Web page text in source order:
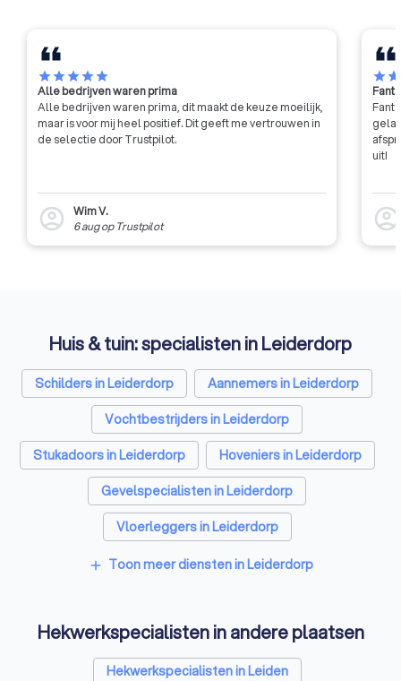
starstarstarstarstar
Alle bedrijven waren prima
Alle bedrijven waren prima, dit maakt de keuze moeilijk,
maar is voor mij heel positief. Dit geeft me vertrouwen in
de selectie door Trustpilot.
account_circle
Wim V.
6 augop Trustpilot
starstar
uit!
account_circle
Huis & tuin: specialisten in Leiderdorp
Schilders in Leiderdorp
Aannemers in Leiderdorp
Vochtbestrijders in Leiderdorp
Stukadoors in Leiderdorp
Hoveniers in Leiderdorp
Gevelspecialisten in Leiderdorp
Vloerleggers in Leiderdorp
Elektriciens in Leiderdorp
Ongediertebestrijders in Leiderdorp
Architecten in Leiderdorp
add Toon meer diensten in Leiderdorp
Hekwerkspecialisten in andere plaatsen
Hekwerkspecialisten in Leiden